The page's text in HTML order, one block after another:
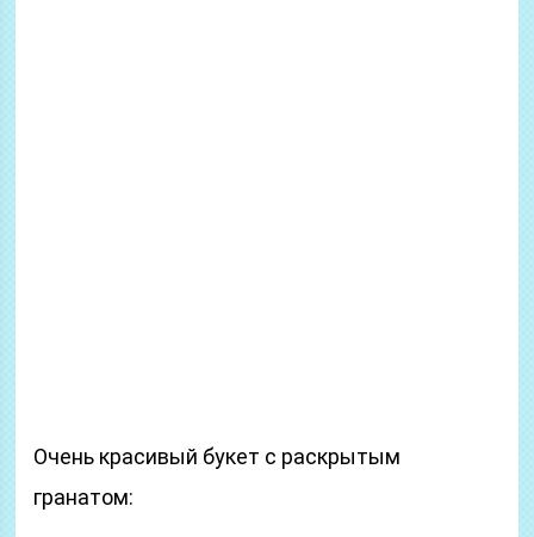
Очень красивый букет с раскрытым
гранатом: